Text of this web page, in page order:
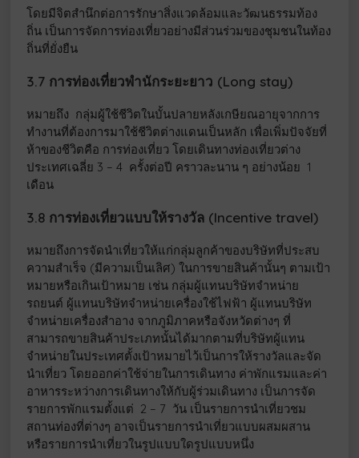
โดยมีจิตสำนึกต่อการรักษาสิ่งแวดล้อมและวัฒนธรรมท้อง
ถิ่น เป็นการจัดการท่องเที่ยวอย่างมีส่วนร่วมของชุมชนในท้อง
ถิ่นที่ยั่งยืน
3.7 การท่องเที่ยวพำนักระยะยาว (Long stay)
หมายถึง กลุ่มผู้ใช้ชีวิตในบั้นปลายหลังเกษียณอายุจากการ
ทำงานที่ต้องการมาใช้ชีวิตต่างแดนเป็นหลัก เพื่อเพิ่มปัจจัยที่
ห้าของชีวิตคือ การท่องเที่ยว โดยเดินทางท่องเที่ยวต่าง
ประเทศเฉลี่ย 3 – 4 ครั้งต่อปี คราวละนาน ๆ อย่างน้อย 1
เดือน
3.8 การท่องเที่ยวแบบให้รางวัล (Incentive travel)
หมายถึงการจัดนำเที่ยวให้แก่กลุ่มลูกค้าของบริษัทที่ประสบ
ความสำเร็จ (มีความเป็นเลิศ) ในการขายสินค้านั้นๆ ตามเป้า
หมายหรือเกินเป้าหมาย เช่น กลุ่มผู้แทนบริษัทจำหน่าย
รถยนต์ ผู้แทนบริษัทจำหน่ายเครื่องใช้ไฟฟ้า ผู้แทนบริษัท
จำหน่ายเครื่องสำอาง จากภูมิภาคหรือจังหวัดต่างๆ ที่
สามารถขายสินค้าประเภทนั้นได้มากตามที่บริษัทผู้แทน
จำหน่ายในประเทศตั้งเป้าหมายไว้เป็นการให้รางวัลและจัด
นำเที่ยว โดยออกค่าใช้จ่ายในการเดินทาง ค่าพักแรมและค่า
อาหารระหว่างการเดินทางให้กับผู้ร่วมเดินทาง เป็นการจัด
รายการพักแรมตั้งแต่ 2 – 7 วัน เป็นรายการนำเที่ยวชม
สถานท่องที่ต่างๆ อาจเป็นรายการนำเที่ยวแบบผสมผสาน
หรือรายการนำเที่ยวในรูปแบบใดรูปแบบหนึ่ง